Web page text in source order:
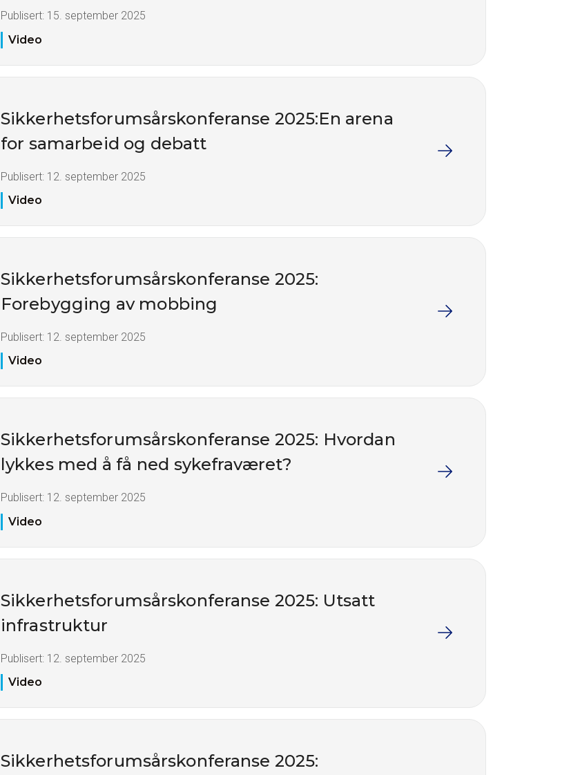
Publisert: 15. september 2025
Video
Sikkerhetsforumsårskonferanse 2025:En arena
for samarbeid og debatt
Publisert: 12. september 2025
Video
Sikkerhetsforumsårskonferanse 2025:
Forebygging av mobbing
Publisert: 12. september 2025
Video
Sikkerhetsforumsårskonferanse 2025: Hvordan
lykkes med å få ned sykefraværet?
Publisert: 12. september 2025
Video
Sikkerhetsforumsårskonferanse 2025: Utsatt
infrastruktur
Publisert: 12. september 2025
Video
Sikkerhetsforumsårskonferanse 2025: